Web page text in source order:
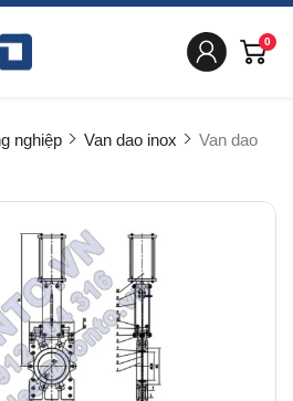
0
nghiệp Van dao inox
Van dao